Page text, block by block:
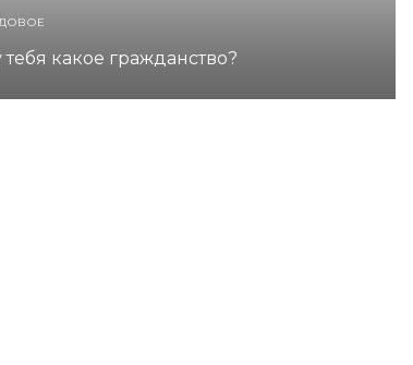
тебя какое гражданство?